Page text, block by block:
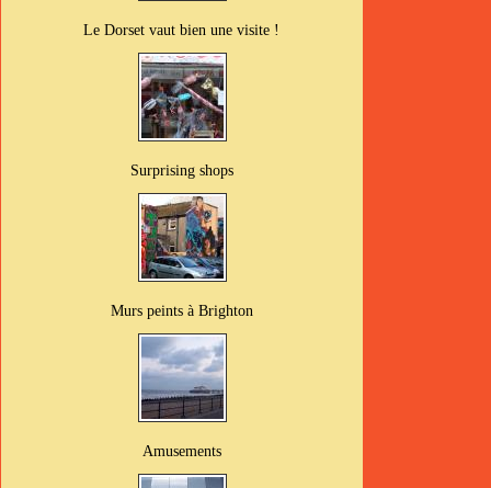
Le Dorset vaut bien une visite !
Surprising shops
Murs peints à Brighton
Amusements